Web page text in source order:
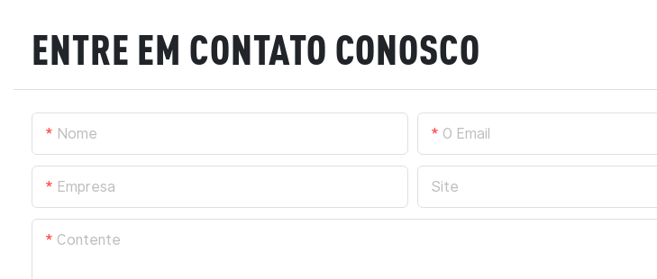
ENTRE EM CONTATO CONOSCO
Nome O Email
Empresa Site
Contente